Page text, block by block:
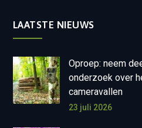
LAATSTE NIEUWS
Oproep: neem
onderzoek over
cameravallen
23 juli 2026